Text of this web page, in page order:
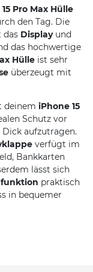
Pro Max Hülle
den Tag. Die
das Displayund
das hochwertige
Hülle ist sehr
überzeugt mit
deinem iPhone 15
Schutz vor
aufzutragen.
verfügt im
Bankkarten
lässt sich
praktisch
in bequemer